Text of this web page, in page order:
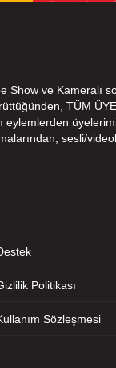
Show ve Kameralı
TÜM
eylemlerden
sesli/
Politikası
Sözleşmesi